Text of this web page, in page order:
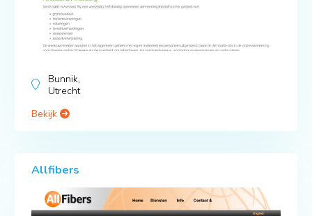
Bunnik,
Utrecht
Bekijk
Allfibers